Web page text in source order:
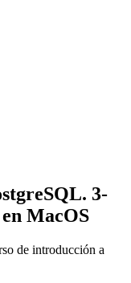
3-
MacOS
de introducción a